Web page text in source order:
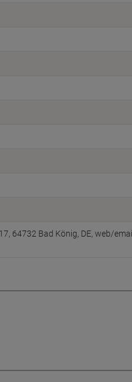
64732 Bad König, DE, web/